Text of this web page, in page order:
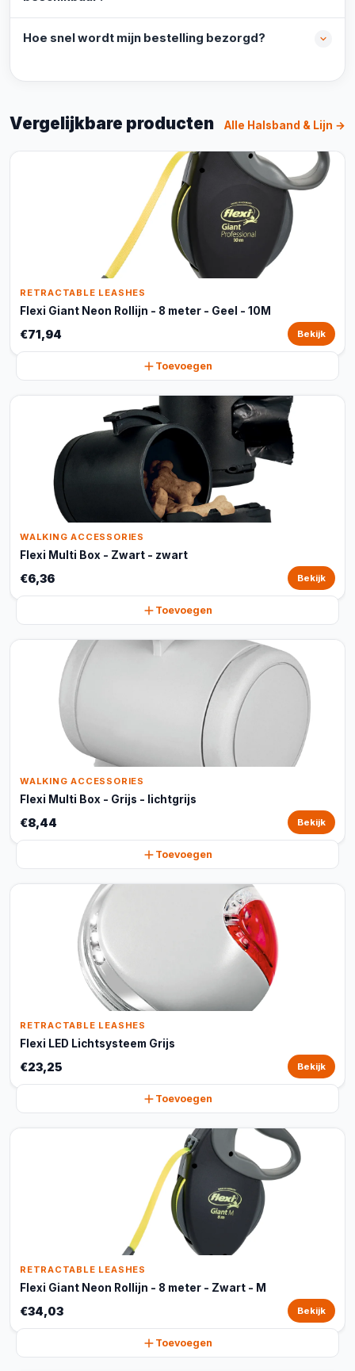
Hoe snel wordt mijn bestelling bezorgd?
Vergelijkbare producten Alle Halsband & Lijn →
RETRACTABLE LEASHES
Flexi Giant Neon Rollijn - 8 meter - Geel - 10M
€71,94 Bekijk
Toevoegen
WALKING ACCESSORIES
Flexi Multi Box - Zwart - zwart
€6,36 Bekijk
Toevoegen
WALKING ACCESSORIES
Flexi Multi Box - Grijs - lichtgrijs
€8,44 Bekijk
Toevoegen
RETRACTABLE LEASHES
Flexi LED Lichtsysteem Grijs
€23,25 Bekijk
Toevoegen
RETRACTABLE LEASHES
Flexi Giant Neon Rollijn - 8 meter - Zwart - M
€34,03 Bekijk
Toevoegen